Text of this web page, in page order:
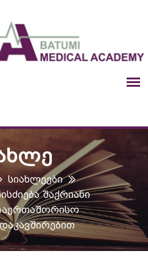
Სიახლეები
Შაქრიანი